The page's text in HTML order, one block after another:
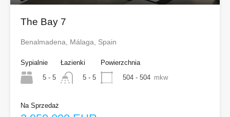
The Bay 7
Benalmadena, Málaga, Spain
Sypialnie
5 - 5
Łazienki
5 - 5
Powierzchnia
504 - 504 mkw
Na Sprzedaż